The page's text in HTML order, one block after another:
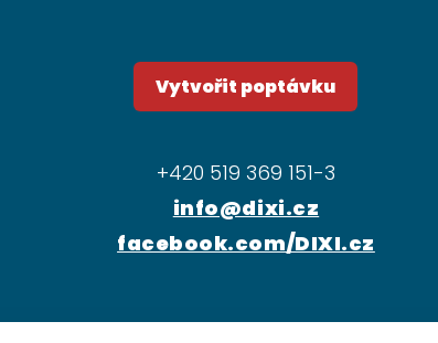
Vytvořit poptávku
+420 519 369 151-3
info@dixi.cz
facebook.com/DIXI.cz